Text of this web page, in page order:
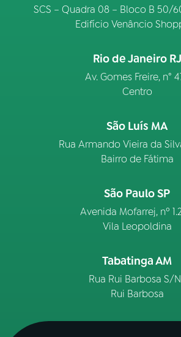
SCS – Quadra 08 – Bloco B 50/
Edifício Venâncio
Rio de Janeiro RJ
Av. Gomes Freire, n°
Centro
São Luís MA
Rua Armando Vieira da
Bairro de Fátima
São Paulo SP
Avenida Mofarrej, nº
Vila Leopoldina
Tabatinga AM
Rua Rui Barbosa S/
Rui Barbosa